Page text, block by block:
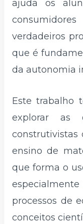
ajuda os
verdadeiros
que é
da autonomia
Este trabalho
explorar as
construtivistas
ensino de
que forma o
processos de
conceitos